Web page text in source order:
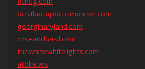
bestlaptopbestmonitor.com
georginaryland.com
roseandbasil.com
thewhitewhitelights.com
atdhe.ws